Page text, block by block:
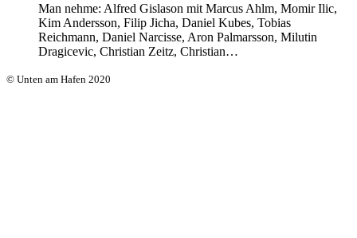
Man nehme: Alfred Gislason mit Marcus Ahlm, Momir Ilic,
Kim Andersson, Filip Jicha, Daniel Kubes, Tobias
Reichmann, Daniel Narcisse, Aron Palmarsson, Milutin
Dragicevic, Christian Zeitz, Christian…
© Unten am Hafen 2020